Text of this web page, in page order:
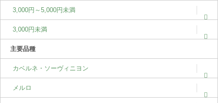
3,000円～5,000円未満
3,000円未満
主要品種
カベルネ・ソーヴィニヨン
メルロ